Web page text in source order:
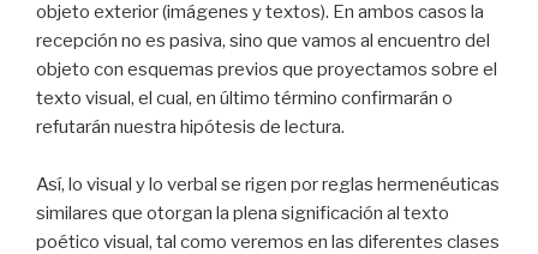
objeto exterior (imágenes y textos). En ambos casos la
recepción no es pasiva, sino que vamos al encuentro del
objeto con esquemas previos que proyectamos sobre el
texto visual, el cual, en último término confirmarán o
refutarán nuestra hipótesis de lectura.
Así, lo visual y lo verbal se rigen por reglas hermenéuticas
similares que otorgan la plena significación al texto
poético visual, tal como veremos en las diferentes clases